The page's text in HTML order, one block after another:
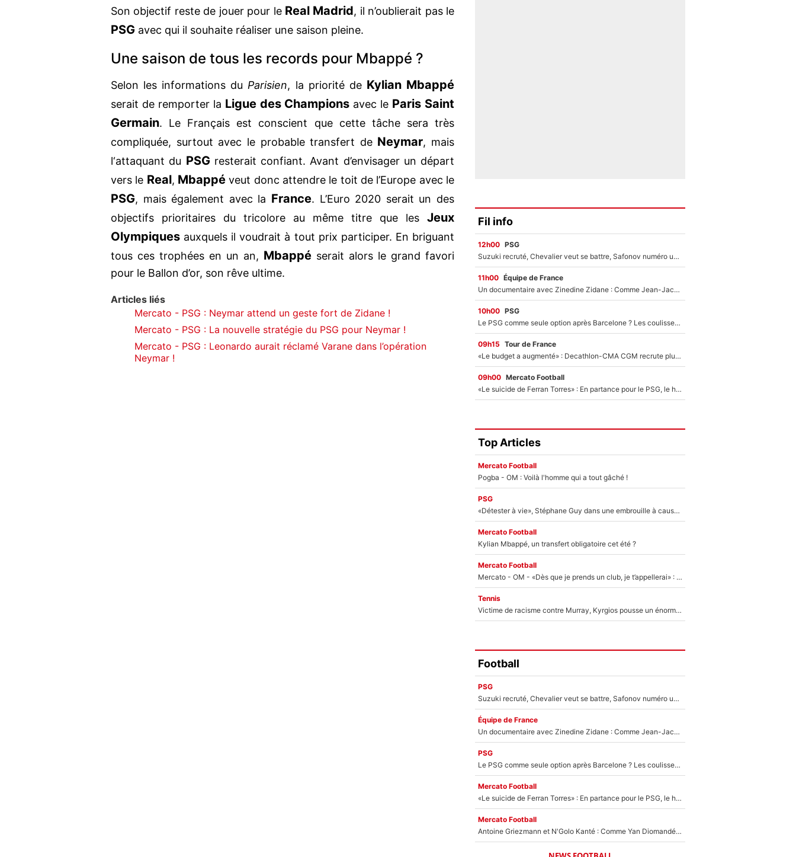
Son objectif reste de jouer pour le Real Madrid, il n’oublierait pas le
PSG avec qui il souhaite réaliser une saison pleine.
Une saison de tous les records pour Mbappé ?
Selon les informations duParisien, la priorité de Kylian Mbappé
serait de remporter la Ligue des Champions avec le Paris Saint
Germain. Le Français est conscient que cette tâche sera très
compliquée, surtout avec le probable transfert de Neymar, mais
l‘attaquant du PSGresterait confiant. Avant d’envisager un départ
vers le Real, Mbappé veut donc attendre le toit de l’Europe avec le
PSG, mais également avec la France. L’Euro 2020 serait un des
objectifs prioritaires du tricolore au même titre que les Jeux
Olympiques auxquels il voudrait à tout prix participer. En briguant
tous ces trophées en un an, Mbappé serait alors le grand favori
pour le Ballon d’or, son rêve ultime.
Articles liés
Mercato - PSG : Neymar attend un geste fort de Zidane !
Mercato - PSG : La nouvelle stratégie du PSG pour Neymar !
Mercato - PSG : Leonardo aurait réclamé Varane dans l’opération
Neymar !
Fil info
12h00 PSG
Suzuki recruté, Chevalier veut se battre, Safonov numéro un… Le PSG se lance encore dans un gros chantier pour le poste de gardien de but
11h00 Équipe de France
Un documentaire avec Zinedine Zidane : Comme Jean-Jacques Goldman et Mylène Farmer, le nouveau sélectionneur de l'équipe de France a recalé une journaliste très connue
10h00 PSG
Le PSG comme seule option après Barcelone ? Les coulisses de la signature historique de Lionel Messi sont révélées au grand jour !
09h15 Tour de France
«Le budget a augmenté» : Decathlon-CMA CGM recrute plusieurs coureurs pour offrir à Paul Seixas une équipe pour gagner le Tour de France 2027
09h00 Mercato Football
«Le suicide de Ferran Torres» : En partance pour le PSG, le héros de la finale de la Coupe du monde s'attire les foudres de la presse espagnole !
Top Articles
Mercato Football
Pogba - OM : Voilà l'homme qui a tout gâché !
PSG
«Détester à vie», Stéphane Guy dans une embrouille à cause du PSG !
Mercato Football
Kylian Mbappé, un transfert obligatoire cet été ?
Mercato Football
Mercato - OM - «Dès que je prends un club, je t’appellerai» : La promesse de Marcelino au moment de claquer la porte
Tennis
Victime de racisme contre Murray, Kyrgios pousse un énorme coup de gueule !
Football
PSG
Suzuki recruté, Chevalier veut se battre, Safonov numéro un… Le PSG se lance encore dans un gros chantier pour le poste de gardien de but
Équipe de France
Un documentaire avec Zinedine Zidane : Comme Jean-Jacques Goldman et Mylène Farmer, le nouveau sélectionneur de l'équipe de France a recalé une journaliste très connue
PSG
Le PSG comme seule option après Barcelone ? Les coulisses de la signature historique de Lionel Messi sont révélées au grand jour !
Mercato Football
«Le suicide de Ferran Torres» : En partance pour le PSG, le héros de la finale de la Coupe du monde s'attire les foudres de la presse espagnole !
Mercato Football
Antoine Griezmann et N'Golo Kanté : Comme Yan Diomandé, les deux champions du monde ont refusé de signer au PSG !